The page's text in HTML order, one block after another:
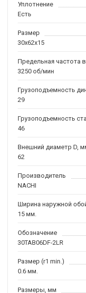
Уплотнение
Есть
Размер
30x62x15
Предельная частота
3250 об/мин
Грузоподъемность
29
Грузоподъемность
46
Внешний диаметр D,
62
Производитель
NACHI
Ширина наружной
15 мм.
Обозначение
30TAB06DF-2LR
Размер (r1 min.)
0.6 мм.
Размеры, мм